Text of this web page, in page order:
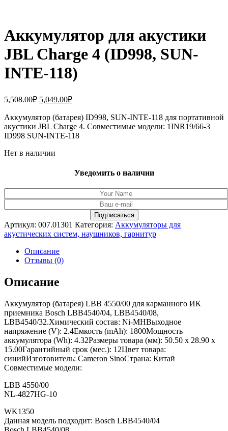
Аккумулятор для акустики
JBL Charge 4 (ID998, SUN-
INTE-118)
5,508.00₽ Первоначальная
составляла
5,508.00₽.
5,049.00₽Текущая
5,049.00₽.
Аккумулятор (батарея) ID998, SUN-INTE-118 для портативной
акустики JBL Charge 4. Совместимые модели: 1INR19/66-3
ID998 SUN-INTE-118
Нет в наличии
Уведомить о наличии
Артикул: 007.01301 Категория: Аккумуляторы для
акустических систем, наушников, гарнитур
Описание
Отзывы (0)
Описание
Аккумулятор (батарея) LBB 4550/00 для карманного ИК
приемника Bosch LBB4540/04, LBB4540/08,
LBB4540/32.Химический состав: Ni-MHВыходное
напряжение (V): 2.4Емкость (mAh): 1800Мощность
аккумулятора (Wh): 4.32Размеры товара (мм): 50.50 x 28.90 x
15.00Гарантийный срок (мес.): 12Цвет товара:
синийИзготовитель: Cameron SinoСтрана: Китай
Совместимые модели:
LBB 4550/00
NL-4827HG-10
WK1350
Данная модель подходит: Bosch LBB4540/04